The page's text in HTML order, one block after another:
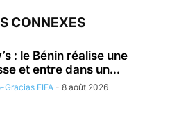
CONNEXES
: le Bénin réalise une
et entre dans un...
Gracias FIFA - 8 août 2026